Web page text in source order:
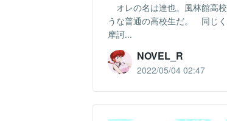
オレの名は達也。風林館高
うな普通の高校生だ。 同じ
摩訶...
NOVEL_R
2022/05/04 02:47